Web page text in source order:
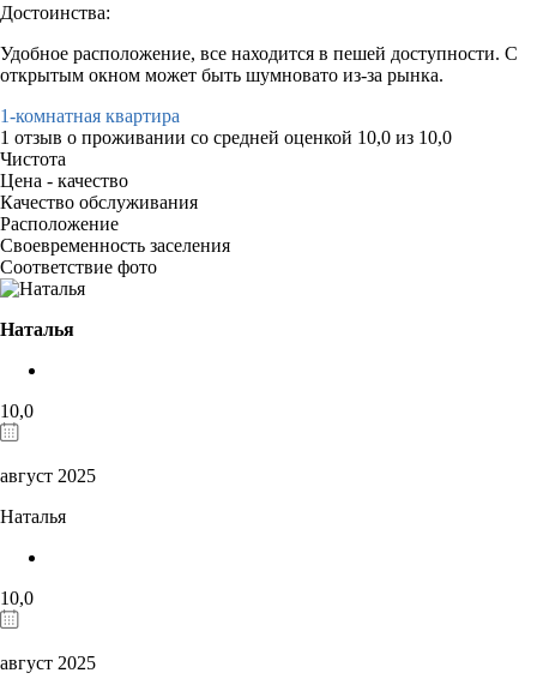
Достоинства:
Удобное расположение, все находится в пешей доступности. С
открытым окном может быть шумновато из-за рынка.
1-комнатная квартира
1 отзыв о проживании со средней оценкой 10,0 из 10,0
Чистота
Цена - качество
Качество обслуживания
Расположение
Своевременность заселения
Соответствие фото
Наталья
10,0
август 2025
Наталья
10,0
август 2025